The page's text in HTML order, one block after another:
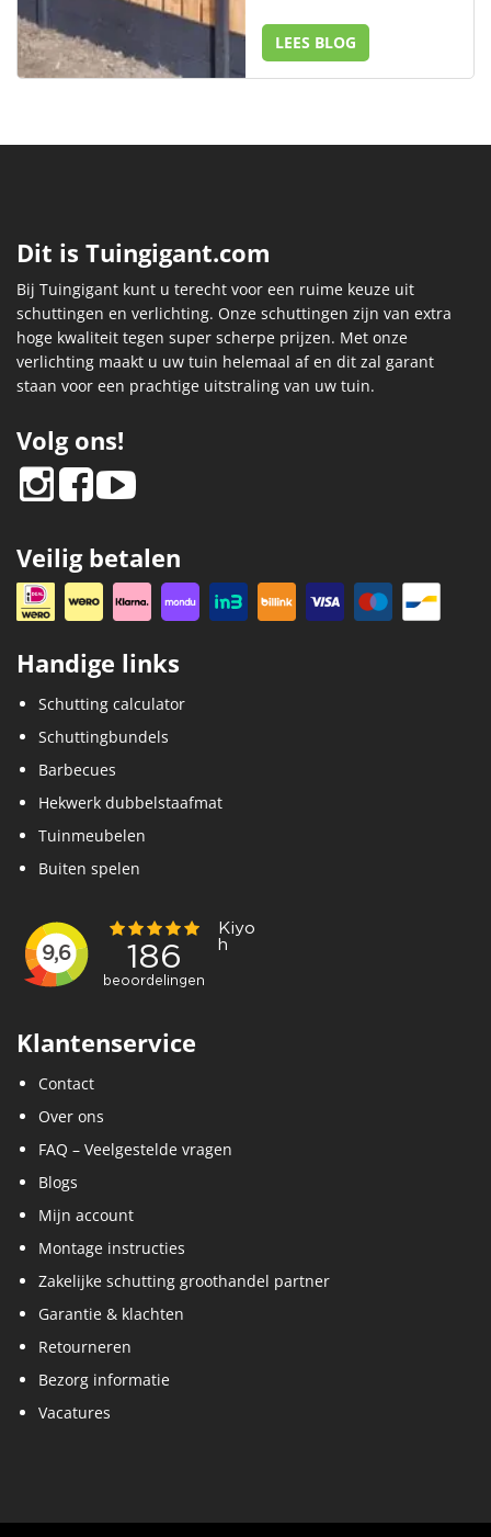
LEES BLOG
Dit is Tuingigant.com
Bij Tuingigant kunt u terecht voor een ruime keuze uit
schuttingen en verlichting. Onze schuttingen zijn van extra
hoge kwaliteit tegen super scherpe prijzen. Met onze
verlichting maakt u uw tuin helemaal af en dit zal garant
staan voor een prachtige uitstraling van uw tuin.
Volg ons!
Veilig betalen
Handige links
Schutting calculator
Schuttingbundels
Barbecues
Hekwerk dubbelstaafmat
Tuinmeubelen
Buiten spelen
Klantenservice
Contact
Over ons
FAQ – Veelgestelde vragen
Blogs
Mijn account
Montage instructies
Zakelijke schutting groothandel partner
Garantie & klachten
Retourneren
Bezorg informatie
Vacatures